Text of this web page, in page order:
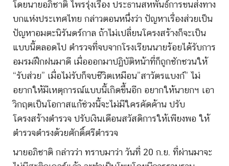
โดยนายอภิชาติ ไพรรุ่งเรือง ประธานสหพันธ์การขนส่งทาง
บกแห่งประเทศไทย กล่าวตอนหนึ่งว่า ปัญหาเรื่องส่วยเป็น
ปัญหาอมตะนิรันดร์กาล ถ้าไม่เปลี่ยนโครงสร้างก็จะเป็น
แบบนี้ตลอดไป ตำรวจที่จบจากโรงเรียนนายร้อยได้รับการ
อมรมฝึกฝนมาดี เมื่อออกมาปฏิบัติหน้าที่ก็ถูกชักชวนให้
“รับส่วย” เมื่อไม่รับก็จบชีวิตเหมือน”สาวัตรแบงก์” ไม่
อยากให้มีเหตุการณ์แบบนี้เกิดขึ้นอีก อยากให้นายกฯ เอา
วิกฤตเป็นโอกาสแก้ช่วงนี้จะไม่มีใครคัดค้าน ปรับ
โครงสร้างตำรวจ ปรับเงินเดือนสวัสดิการให้เพียงพอ ให้
ตำรวจดำรงด้วยศักดิ์ศรีตำรวจ
นายอภิชาติ กล่าวว่า ทราบมาว่า วันที่ 20 ก.ย. ที่ผ่านมาจะ